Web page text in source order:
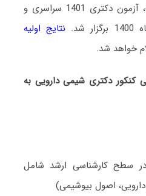
، آزمون دکتری 1401 سراسری و
نتایج اولیه
خواهد شد.
دکتری شیمی دارویی به
سطح کارشناسی ارشد شامل
اصول بیوشیمی)